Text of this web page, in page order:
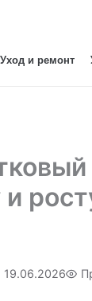
Уход и ремонт
19.06.2026